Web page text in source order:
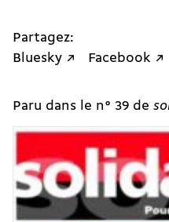
Partagez:
Bluesky ↗
Facebook ↗
Paru dans le n° 39 de